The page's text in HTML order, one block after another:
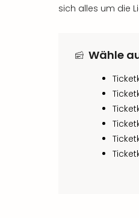
sich alles um die
Wähle